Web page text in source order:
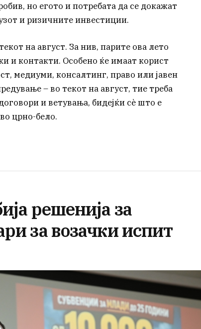
но егото и потребата да се докажат
и ризичните инвестиции.
на август. За нив, парите ова лето
и контакти. Особено ќе имаат корист
медиуми, консалтинг, право или јавен
– во текот на август, тие треба
и ветувања, бидејќи сè што е
црно-бело.
решенија за
за возачки испит